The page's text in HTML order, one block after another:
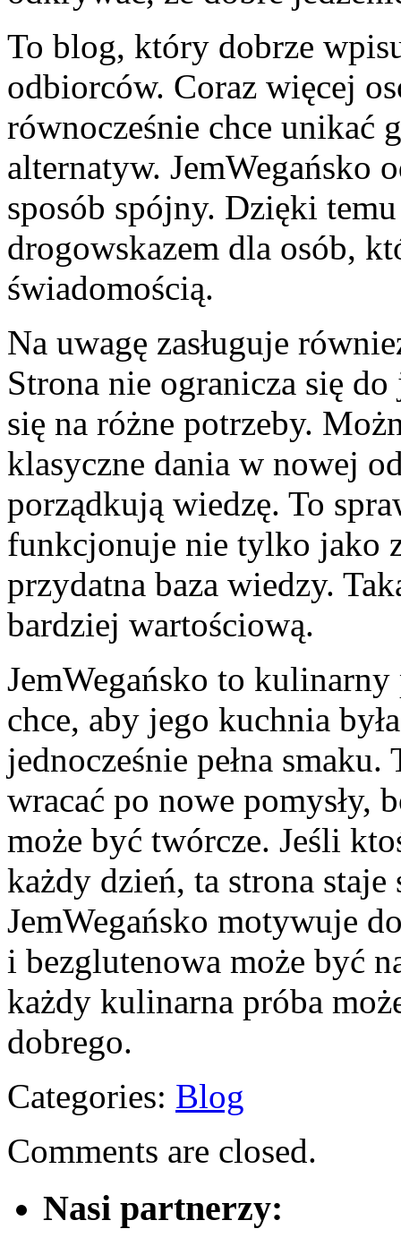
To blog, który dobrze
odbiorców. Coraz więcej
równocześnie chce unikać
alternatyw. JemWegańsko
sposób spójny. Dzięki
drogowskazem dla osób,
świadomością.
Na uwagę zasługuje
Strona nie ogranicza się
się na różne potrzeby.
klasyczne dania w nowej
porządkują wiedzę. To
funkcjonuje nie tylko jako
przydatna baza wiedzy.
bardziej wartościową.
JemWegańsko to
chce, aby jego kuchnia
jednocześnie pełna
wracać po nowe pomysły,
może być twórcze. Jeśli
każdy dzień, ta strona
JemWegańsko motywuje
i bezglutenowa może być
każdy kulinarna próba
dobrego.
Categories: Blog
Comments are closed.
Nasi partnerzy: